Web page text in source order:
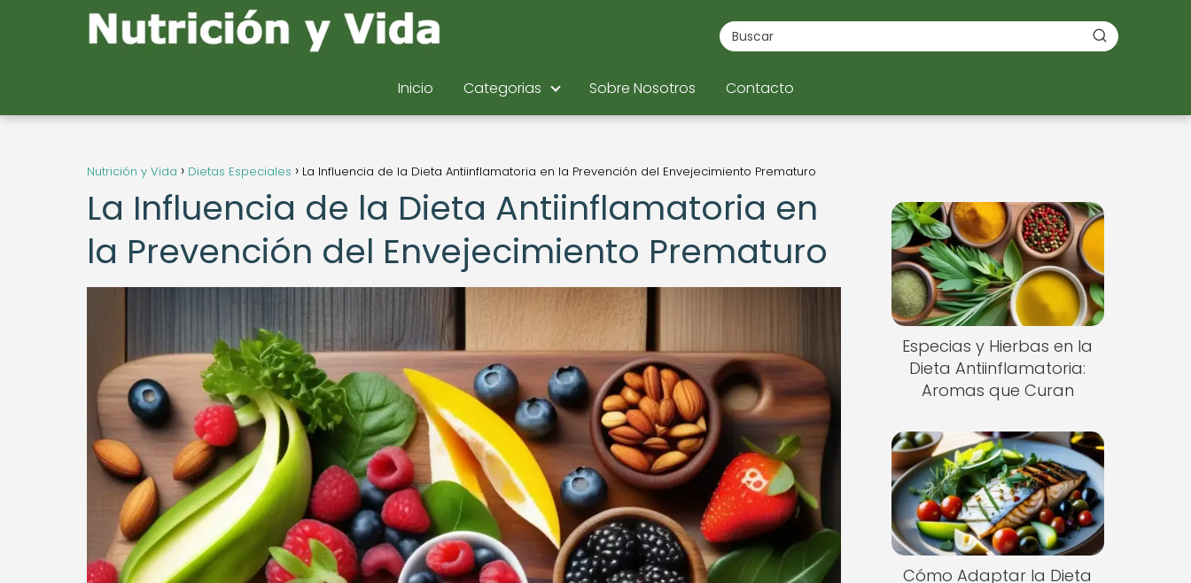
Inicio Categorias Sobre Nosotros Contacto
Nutrición y Vida Dietas Especiales La Influencia de la Dieta Antiinflamatoria en la Prevención del Envejecimiento Prematuro
La Influencia de la Dieta Antiinflamatoria en
la Prevención del Envejecimiento Prematuro
Especias y Hierbas en la
Dieta Antiinflamatoria:
Aromas que Curan
Cómo Adaptar la Dieta